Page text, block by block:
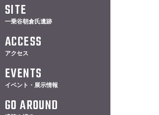
SITE
一乗谷朝倉氏遺跡
ACCESS
アクセス
EVENTS
イベント・展示情報
GO AROUND